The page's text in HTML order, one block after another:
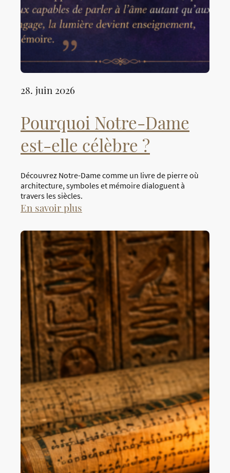
28. juin 2026
Pourquoi Notre-Dame
est-elle célèbre ?
Découvrez Notre-Dame comme un livre de pierre où
architecture, symboles et mémoire dialoguent à
travers les siècles.
En savoir plus